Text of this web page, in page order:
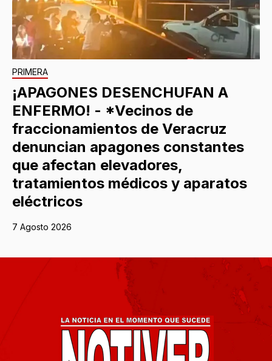
PRIMERA
¡APAGONES DESENCHUFAN A
ENFERMO! - *Vecinos de
fraccionamientos de Veracruz
denuncian apagones constantes
que afectan elevadores,
tratamientos médicos y aparatos
eléctricos
7 Agosto 2026